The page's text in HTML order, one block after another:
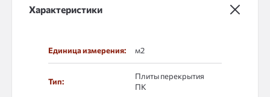
Характеристики
Единица измерения: м2
Тип:
Плиты перекрытия
ПК